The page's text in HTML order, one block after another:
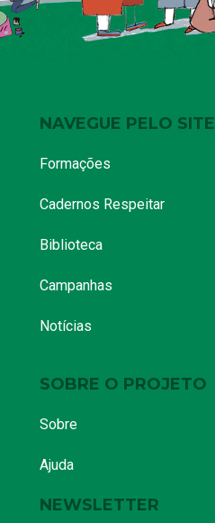
NAVEGUE PELO SITE
Formações
Cadernos Respeitar
Biblioteca
Campanhas
Notícias
SOBRE O PROJETO
Sobre
Ajuda
NEWSLETTER